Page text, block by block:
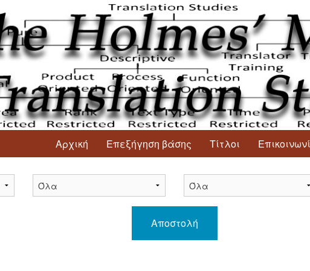
Αρχική Επεξήγηση βάσης Τίτλοι
Αποστολή